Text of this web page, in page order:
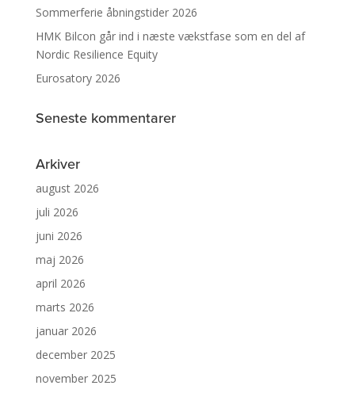
Sommerferie åbningstider 2026
HMK Bilcon går ind i næste vækstfase som en del af
Nordic Resilience Equity
Eurosatory 2026
Seneste kommentarer
Arkiver
august 2026
juli 2026
juni 2026
maj 2026
april 2026
marts 2026
januar 2026
december 2025
november 2025